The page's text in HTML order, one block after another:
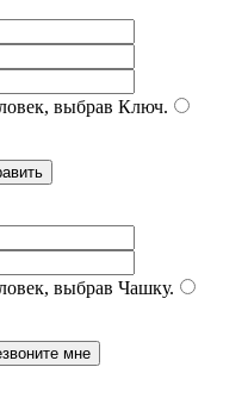
выбрав Ключ.
выбрав Чашку.